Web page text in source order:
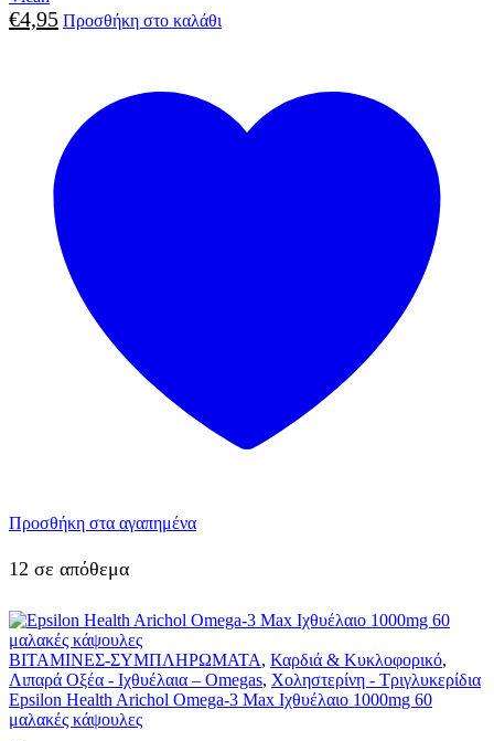
€4,95 Προσθήκη στο καλάθι
Προσθήκη στα αγαπημένα
12 σε απόθεμα
ΒΙΤΑΜΙΝΕΣ-ΣΥΜΠΛΗΡΩΜΑΤΑ, Καρδιά & Κυκλοφορικό,
Λιπαρά Οξέα - Ιχθυέλαια – Omegas, Χοληστερίνη - Τριγλυκερίδια
Epsilon Health Arichol Omega-3 Max Ιχθυέλαιο 1000mg 60
μαλακές κάψουλες